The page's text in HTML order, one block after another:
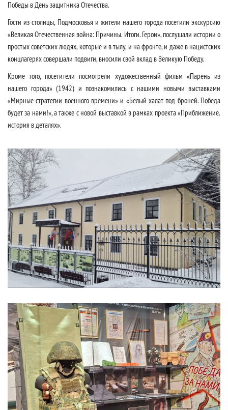
Победы в День защитника Отечества.
Гости из столицы, Подмосковья и жители нашего города посетили экскурсию
«Великая Отечественная война: Причины. Итоги. Герои», послушали истории о
простых советских людях, которые и в тылу, и на фронте, и даже в нацистских
концлагерях совершали подвиги, вносили свой вклад в Великую Победу.
Кроме того, посетители посмотрели художественный фильм «Парень из
нашего города» (1942) и познакомились с нашими новыми выставками
«Мирные стратегии военного времени» и «Белый халат под броней. Победа
будет за нами!», а также с новой выставкой в рамках проекта «Приближение.
история в деталях».